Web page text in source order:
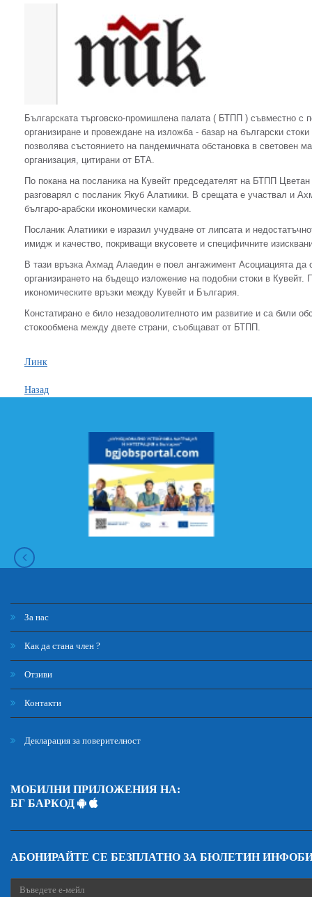
Българската търговско-промишлена палата ( БТПП ) съвместно с
организиране и провеждане на изложба - базар на български
позволява състоянието на пандемичната обстановка в световен
организация, цитирани от БТА.
По покана на посланика на Кувейт председателят на БТПП
разговарял с посланик Якуб Алатиики. В срещата е участвал и
българо-арабски икономически камари.
Посланик Алатиики е изразил учудване от липсата и
имидж и качество, покриващи вкусовете и специфичните
В тази връзка Ахмад Алаедин е поел ангажимент Асоциацията да
организирането на бъдещо изложение на подобни стоки в Кувейт.
икономическите връзки между Кувейт и България.
Констатирано е било незадоволителното им развитие и са били
стокообмена между двете страни, съобщават от БТПП.
Линк
Назад
За нас
Как да стана член ?
Отзиви
Контакти
Декларация за поверителност
МОБИЛНИ ПРИЛОЖЕНИЯ НА:
БГ БАРКОД
АБОНИРАЙТЕ СЕ БЕЗПЛАТНО ЗА БЮЛЕТИН